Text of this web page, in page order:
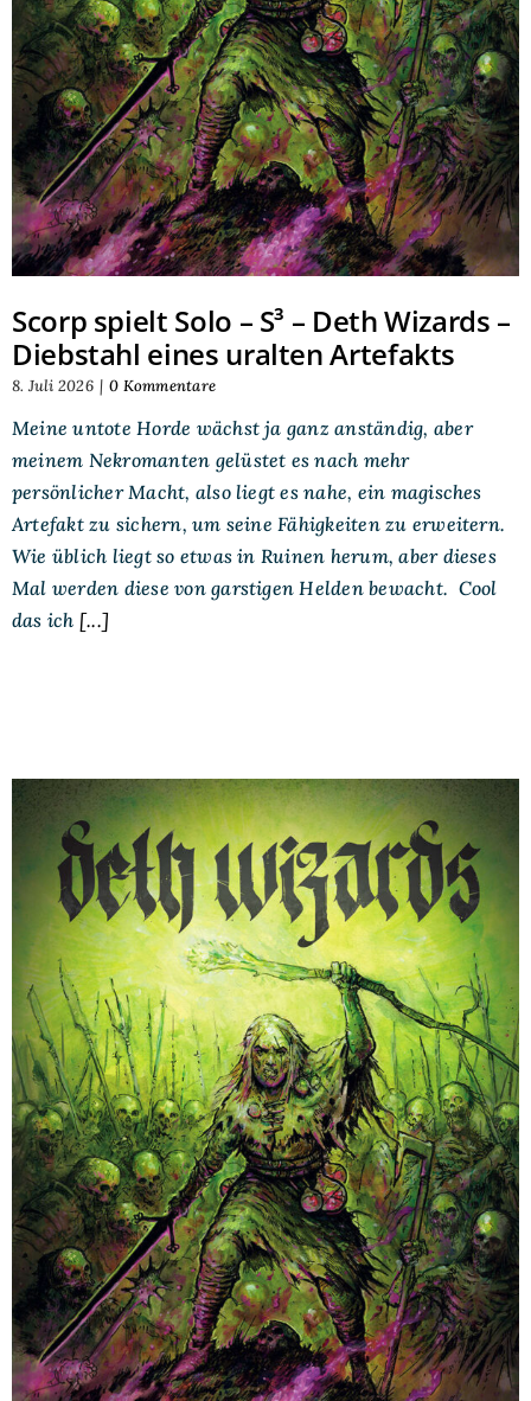
Scorp spielt Solo – S³ – Deth Wizards –
Diebstahl eines uralten Artefakts
8. Juli 2026 | 0 Kommentare
Meine untote Horde wächst ja ganz anständig, aber
meinem Nekromanten gelüstet es nach mehr
persönlicher Macht, also liegt es nahe, ein magisches
Artefakt zu sichern, um seine Fähigkeiten zu erweitern.
Wie üblich liegt so etwas in Ruinen herum, aber dieses
Mal werden diese von garstigen Helden bewacht. Cool
das ich [...]